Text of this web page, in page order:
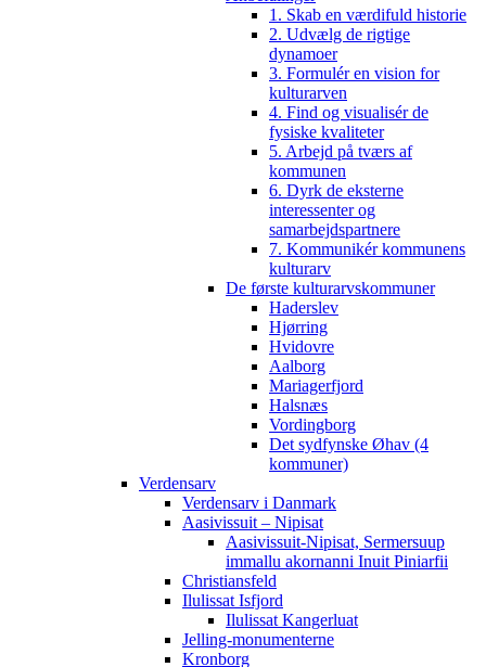
1. Skab en værdifuld historie
2. Udvælg de rigtige
dynamoer
3. Formulér en vision for
kulturarven
4. Find og visualisér de
fysiske kvaliteter
5. Arbejd på tværs af
kommunen
6. Dyrk de eksterne
interessenter og
samarbejdspartnere
7. Kommunikér kommunens
kulturarv
De første kulturarvskommuner
Haderslev
Hjørring
Hvidovre
Aalborg
Mariagerfjord
Halsnæs
Vordingborg
Det sydfynske Øhav (4
kommuner)
Verdensarv
Verdensarv i Danmark
Aasivissuit – Nipisat
Aasivissuit-Nipisat, Sermersuup
immallu akornanni Inuit Piniarfii
Christiansfeld
Ilulissat Isfjord
Ilulissat Kangerluat
Jelling-monumenterne
Kronborg